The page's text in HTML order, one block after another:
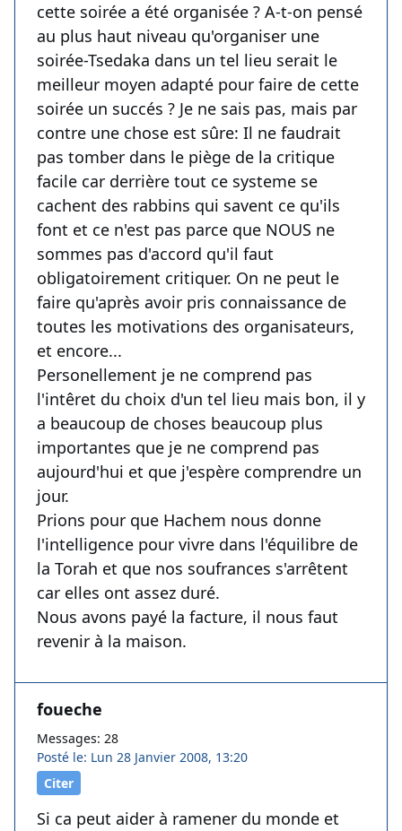
cette soirée a été organisée ? A-t-on pensé
au plus haut niveau qu'organiser une
soirée-Tsedaka dans un tel lieu serait le
meilleur moyen adapté pour faire de cette
soirée un succés ? Je ne sais pas, mais par
contre une chose est sûre: Il ne faudrait
pas tomber dans le piège de la critique
facile car derrière tout ce systeme se
cachent des rabbins qui savent ce qu'ils
font et ce n'est pas parce que NOUS ne
sommes pas d'accord qu'il faut
obligatoirement critiquer. On ne peut le
faire qu'après avoir pris connaissance de
toutes les motivations des organisateurs,
et encore...
Personellement je ne comprend pas
l'intêret du choix d'un tel lieu mais bon, il y
a beaucoup de choses beaucoup plus
importantes que je ne comprend pas
aujourd'hui et que j'espère comprendre un
jour.
Prions pour que Hachem nous donne
l'intelligence pour vivre dans l'équilibre de
la Torah et que nos soufrances s'arrêtent
car elles ont assez duré.
Nous avons payé la facture, il nous faut
revenir à la maison.
foueche
Messages: 28
Posté le: Lun 28 Janvier 2008, 13:20
Citer
Si ca peut aider à ramener du monde et